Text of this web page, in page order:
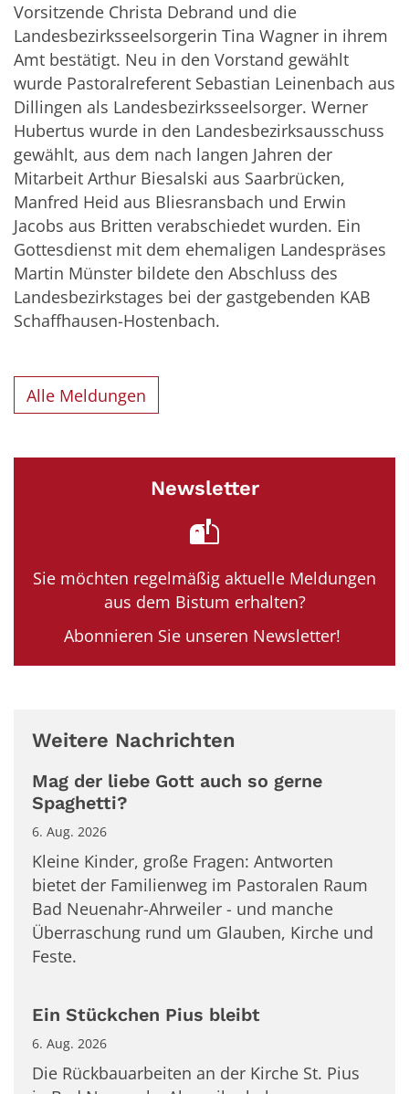
Vorsitzende Christa Debrand und die
Landesbezirksseelsorgerin Tina Wagner in ihrem
Amt bestätigt. Neu in den Vorstand gewählt
wurde Pastoralreferent Sebastian Leinenbach aus
Dillingen als Landesbezirksseelsorger. Werner
Hubertus wurde in den Landesbezirksausschuss
gewählt, aus dem nach langen Jahren der
Mitarbeit Arthur Biesalski aus Saarbrücken,
Manfred Heid aus Bliesransbach und Erwin
Jacobs aus Britten verabschiedet wurden. Ein
Gottesdienst mit dem ehemaligen Landespräses
Martin Münster bildete den Abschluss des
Landesbezirkstages bei der gastgebenden KAB
Schaffhausen-Hostenbach.
Alle Meldungen
Newsletter
Sie möchten regelmäßig aktuelle Meldungen
aus dem Bistum erhalten?
Abonnieren Sie unseren Newsletter!
Weitere Nachrichten
Mag der liebe Gott auch so gerne
Spaghetti?
6. Aug. 2026
Kleine Kinder, große Fragen: Antworten
bietet der Familienweg im Pastoralen Raum
Bad Neuenahr-Ahrweiler - und manche
Überraschung rund um Glauben, Kirche und
Feste.
Ein Stückchen Pius bleibt
6. Aug. 2026
Die Rückbauarbeiten an der Kirche St. Pius